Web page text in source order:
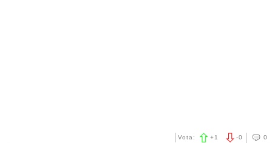
0
-0
Vota: +1